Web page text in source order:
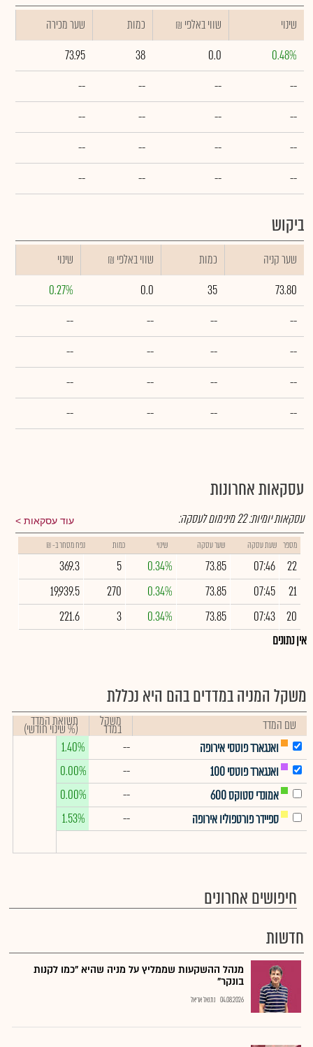
שינוי ₪ שווי באלפי כמות
שער מכירה
0.48%
0.0
38
73.95
--
--
--
--
--
--
--
--
--
--
--
--
--
--
--
--
ביקוש
שער קניה כמות ₪ שווי באלפי
שינוי
73.80
35
0.0
0.27%
--
--
--
--
--
--
--
--
--
--
--
--
--
--
--
--
עסקאות אחרונות
עוד עסקאות עסקאות יומיות:22מינימום לעסקה:
מספר שעת עסקה שער עסקה שינוי כמות נפח מסחר ב- ₪
22
07:46
73.85
0.34%
5
369.3
21
07:45
73.85
0.34%
270
19,939.5
20
07:43
73.85
0.34%
3
221.6
אין נתונים
משקל המניה במדדים בהם היא נכללת
שם המדד משקל
במדד תשואת המדד
(% שינוי חודשי)
ואנגארד פוטסי אירופה
--
1.40%
ואנגארד פוטסי 100
--
0.00%
אמונדי סטוקס 600
--
0.00%
ספיידר פורטפוליו אירופה
--
1.53%
חיפושים אחרונים
חדשות
מנהל ההשקעות שממליץ על מניה שהיא "כמו לקנות
בונקר"
04.08.2026 נתנאל אריאל